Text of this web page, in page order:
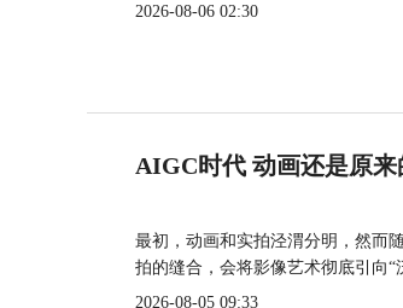
2026-08-06 02:30
AIGC时代 动画还是原来
最初，动画和实拍泾渭分明，然而
拍的缝合，会将影像艺术彻底引向“
2026-08-05 09:33